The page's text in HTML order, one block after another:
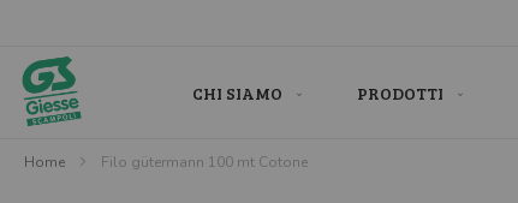
contenuto
CHI SIAMO PRODOTTI
Home Filo gütermann 100 mt Cotone